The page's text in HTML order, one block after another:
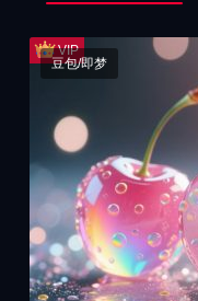
豆包/即梦